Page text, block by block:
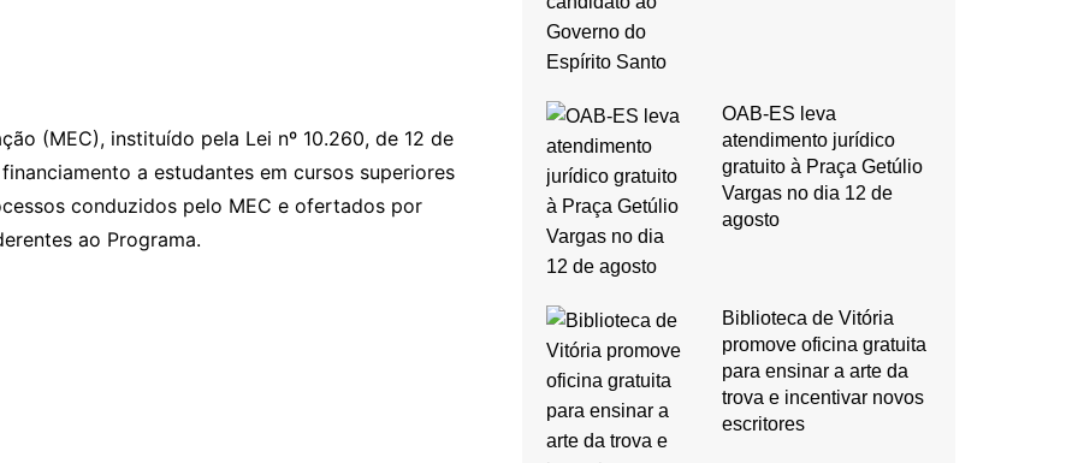
(MEC), instituído pela Lei nº 10.260, de 12 de
a estudantes em cursos superiores
conduzidos pelo MEC e ofertados por
ao Programa.
OAB-ES leva
atendimento jurídico
gratuito à Praça Getúlio
Vargas no dia 12 de
agosto
Biblioteca de Vitória
promove oficina gratuita
para ensinar a arte da
trova e incentivar novos
escritores